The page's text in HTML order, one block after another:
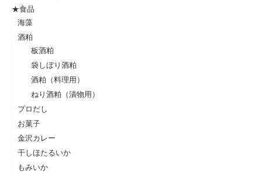
★食品
海藻
酒粕
板酒粕
袋しぼり酒粕
酒粕（料理用）
ねり酒粕（漬物用）
プロだし
お菓子
金沢カレー
干しほたるいか
もみいか